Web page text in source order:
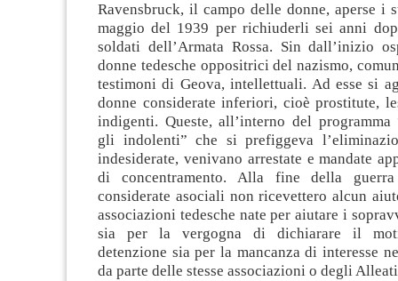
Ravensbruck, il campo delle donne, aperse i
maggio del 1939 per richiuderli sei anni
soldati dell’Armata Rossa. Sin dall’inizio
donne tedesche oppositrici del nazismo,
testimoni di Geova, intellettuali. Ad esse si
donne considerate inferiori, cioè prostitute,
indigenti. Queste, all’interno del
gli indolenti” che si prefiggeva
indesiderate, venivano arrestate e mandate
di concentramento. Alla fine della
considerate asociali non ricevettero alcun
associazioni tedesche nate per aiutare i
sia per la vergogna di dichiarare il
detenzione sia per la mancanza di interesse
da parte delle stesse associazioni o degli